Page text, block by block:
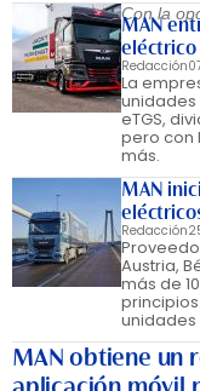
Con la
MAN
eléctrico
Redacción
La
unidades
eTGS,
pero con
más.
MAN
Redacción
Austria,
más de
unidades
MAN obtiene un